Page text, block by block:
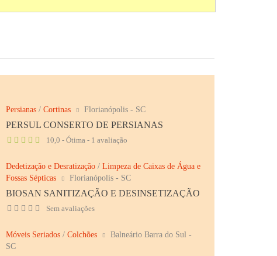
Persianas /Cortinas Florianópolis - SC
PERSUL CONSERTO DE PERSIANAS
10,0 - Ótima - 1 avaliação
Dedetização e Desratização /Limpeza de Caixas de Água e
Fossas Sépticas
Florianópolis - SC
BIOSAN SANITIZAÇÃO E DESINSETIZAÇÃO
Sem avaliações
Móveis Seriados /Colchões
Balneário Barra do Sul -
SC